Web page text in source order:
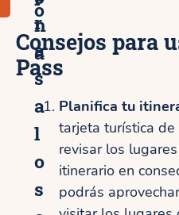
n
a
o
r
a
s
a
l
o
s
Consejos para
Pass
Planifica tu
tarjeta turística
revisar los
itinerario en
podrás